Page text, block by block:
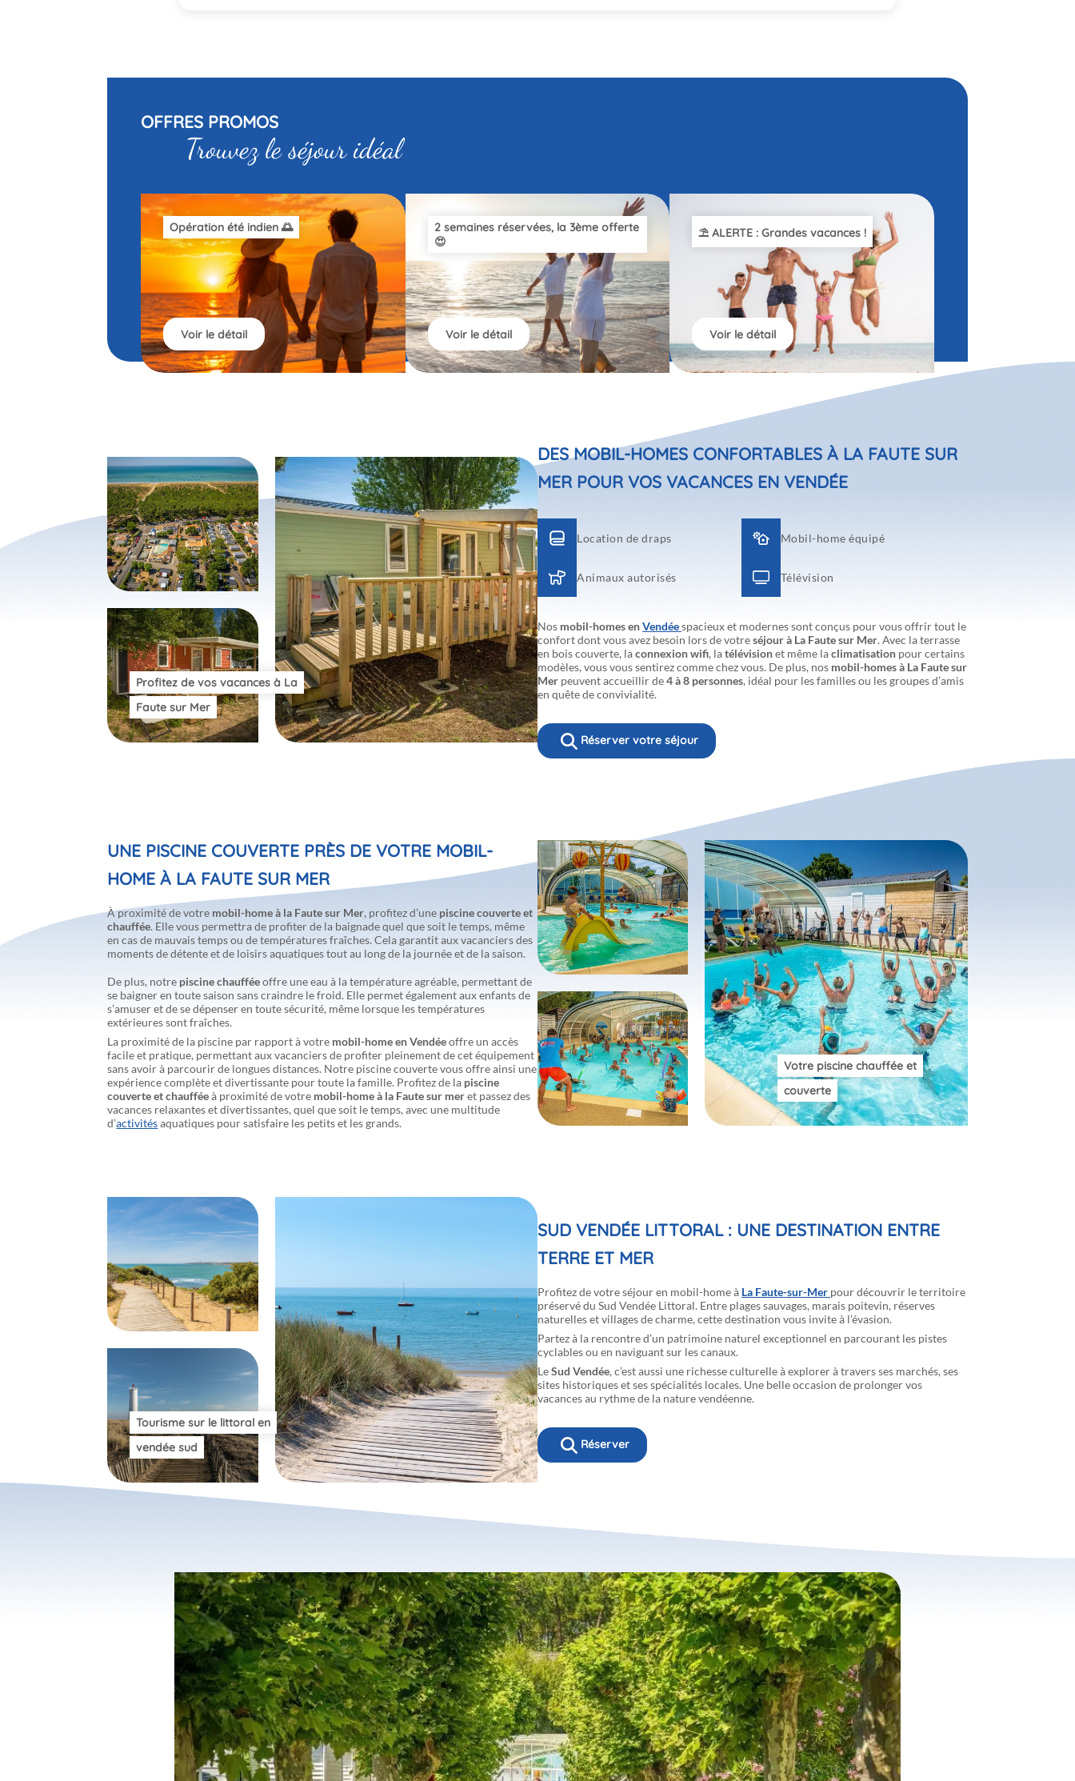
OFFRES PROMOS
Trouvez le séjour idéal
Opération été indien 🌅
Voir le détail
2 semaines réservées, la 3ème offerte
😍
Voir le détail
⛱️ ALERTE : Grandes vacances !
Voir le détail
Profitez de vos vacances à La
Faute sur Mer
DES MOBIL-HOMES CONFORTABLES À LA FAUTE SUR
MER POUR VOS VACANCES EN VENDÉE
Location de draps Mobil-home équipé
Animaux autorisés Télévision
Nos mobil-homes enVendéespacieux et modernes sont conçus pour vous offrir tout le
confort dont vous avez besoin lors de votreséjour à La Faute sur Mer. Avec la terrasse
en bois couverte, laconnexion wifi, latélévisionet même laclimatisation pour certains
modèles, vous vous sentirez comme chez vous. De plus, nos mobil-homes à La Faute sur
Mer peuvent accueillir de4 à 8 personnes, idéal pour les familles ou les groupes d’amis
en quête de convivialité.
Réserver votre séjour
UNE PISCINE COUVERTE PRÈS DE VOTRE MOBIL-
HOME À LA FAUTE SUR MER
À proximité de votre mobil-home à la Faute sur Mer, profitez d’une piscine couverte et
chauffée. Elle vous permettra de profiter de la baignade quel que soit le temps, même
en cas de mauvais temps ou de températures fraîches. Cela garantit aux vacanciers des
moments de détente et de loisirs aquatiques tout au long de la journée et de la saison.
De plus, notre piscine chaufféeoffre une eau à la température agréable, permettant de
se baigner en toute saison sans craindre le froid. Elle permet également aux enfants de
s’amuser et de se dépenser en toute sécurité, même lorsque les températures
extérieures sont fraîches.
La proximité de la piscine par rapport à votre mobil-home en Vendéeoffre un accès
facile et pratique, permettant aux vacanciers de profiter pleinement de cet équipement
sans avoir à parcourir de longues distances. Notre piscine couverte vous offre ainsi une
expérience complète et divertissante pour toute la famille. Profitez de la piscine
couverte et chaufféeà proximité de votre mobil-home à la Faute sur meret passez des
vacances relaxantes et divertissantes, quel que soit le temps, avec une multitude
d’activitésaquatiques pour satisfaire les petits et les grands.
Votre piscine chauffée et
couverte
Tourisme sur le littoral en
vendée sud
SUD VENDÉE LITTORAL : UNE DESTINATION ENTRE
TERRE ET MER
Profitez de votre séjour en mobil-home à La Faute-sur-Mer pour découvrir le territoire
préservé du Sud Vendée Littoral. Entre plages sauvages, marais poitevin, réserves
naturelles et villages de charme, cette destination vous invite à l’évasion.
Partez à la rencontre d’un patrimoine naturel exceptionnel en parcourant les pistes
cyclables ou en naviguant sur les canaux.
LeSud Vendée, c’est aussi une richesse culturelle à explorer à travers ses marchés, ses
sites historiques et ses spécialités locales. Une belle occasion de prolonger vos
vacances au rythme de la nature vendéenne.
Réserver